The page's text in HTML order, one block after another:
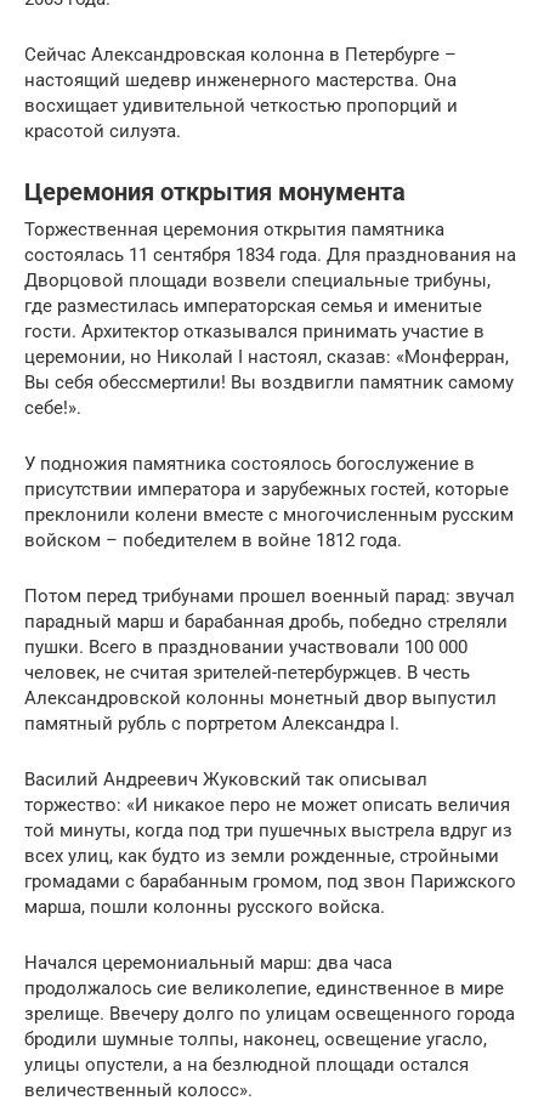
Сейчас Александровская колонна в Петербурге –
настоящий шедевр инженерного мастерства. Она
восхищает удивительной четкостью пропорций и
красотой силуэта.
Церемония открытия монумента
Торжественная церемония открытия памятника
состоялась 11 сентября 1834 года. Для празднования на
Дворцовой площади возвели специальные трибуны,
где разместилась императорская семья и именитые
гости. Архитектор отказывался принимать участие в
церемонии, но Николай I настоял, сказав: «Монферран,
Вы себя обессмертили! Вы воздвигли памятник самому
себе!».
У подножия памятника состоялось богослужение в
присутствии императора и зарубежных гостей, которые
преклонили колени вместе с многочисленным русским
войском – победителем в войне 1812 года.
Потом перед трибунами прошел военный парад: звучал
парадный марш и барабанная дробь, победно стреляли
пушки. Всего в праздновании участвовали 100 000
человек, не считая зрителей-петербуржцев. В честь
Александровской колонны монетный двор выпустил
памятный рубль с портретом Александра I.
Василий Андреевич Жуковский так описывал
торжество: «И никакое перо не может описать величия
той минуты, когда под три пушечных выстрела вдруг из
всех улиц, как будто из земли рожденные, стройными
громадами с барабанным громом, под звон Парижского
марша, пошли колонны русского войска.
Начался церемониальный марш: два часа
продолжалось сие великолепие, единственное в мире
зрелище. Ввечеру долго по улицам освещенного города
бродили шумные толпы, наконец, освещение угасло,
улицы опустели, а на безлюдной площади остался
величественный колосс».